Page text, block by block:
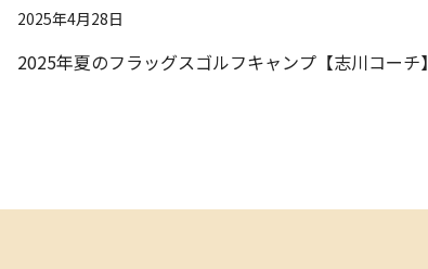
2025年4月28日
2025年夏のフラッグスゴルフキャンプ【志川コーチ】